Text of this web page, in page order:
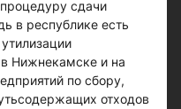
сдачи
в республике есть
Нижнекамске и на
по сбору,
отходов